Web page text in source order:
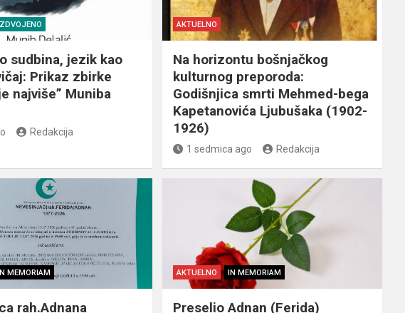
IZDVOJENO
sudbina, jezik kao
Prikaz zbirke
najviše” Muniba
Redakcija
AKTUELNO
Na horizontu bošnjačkog
kulturnog preporoda:
Godišnjica smrti Mehmed-bega
Kapetanovića Ljubušaka (1902-
1926)
1 sedmica ago Redakcija
MEMORIAM
rah.Adnana
AKTUELNO IN MEMORIAM
Preselio Adnan (Ferida)